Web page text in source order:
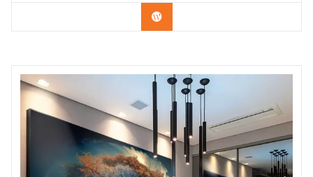
Confira os modelos